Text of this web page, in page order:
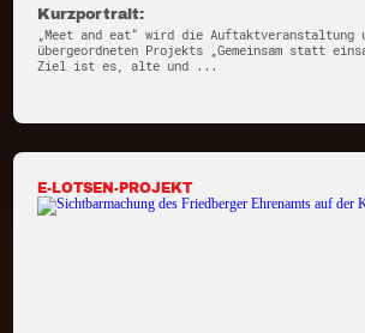
Kurzportrait:
„Meet and eat“ wird die Auftaktveranstaltung
übergeordneten Projekts „Gemeinsam statt
Ziel ist es, alte und ...
E-LOTSEN-PROJEKT